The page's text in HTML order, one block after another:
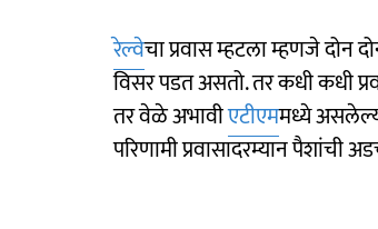
रेल्वेचा प्रवास म्हटला म्हणजे दोन
विसर पडत असतो. तर कधी कधी
तर वेळे अभावीएटीएममध्ये
परिणामी प्रवासादरम्यान